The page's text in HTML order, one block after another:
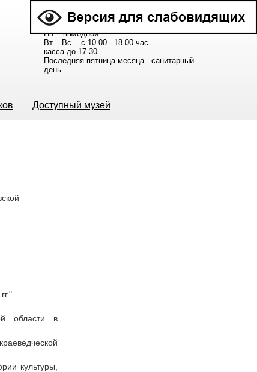
Расписание работы музея:
Пн. - выходной
Вт. - Вс. - с 10.00 - 18.00 час.
касса до 17.30
Последняя пятница месяца - санитарный
день.
Доступный музей
области в
культуры,